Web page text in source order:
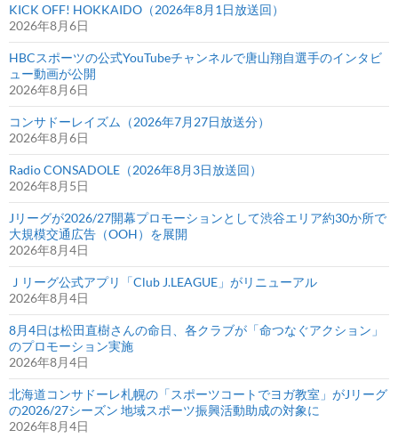
KICK OFF! HOKKAIDO（2026年8月1日放送回）
2026年8月6日
HBCスポーツの公式YouTubeチャンネルで唐山翔自選手のインタビ
ュー動画が公開
2026年8月6日
コンサドーレイズム（2026年7月27日放送分）
2026年8月6日
Radio CONSADOLE（2026年8月3日放送回）
2026年8月5日
Jリーグが2026/27開幕プロモーションとして渋谷エリア約30か所で
大規模交通広告（OOH）を展開
2026年8月4日
Ｊリーグ公式アプリ「Club J.LEAGUE」がリニューアル
2026年8月4日
8月4日は松田直樹さんの命日、各クラブが「命つなぐアクション」
のプロモーション実施
2026年8月4日
北海道コンサドーレ札幌の「スポーツコートでヨガ教室」がJリーグ
の2026/27シーズン 地域スポーツ振興活動助成の対象に
2026年8月4日